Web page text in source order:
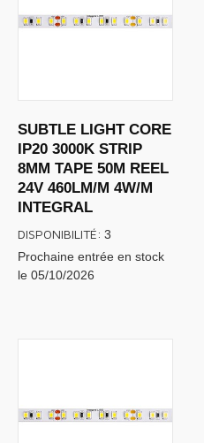
SUBTLE LIGHT CORE
IP20 3000K STRIP
8MM TAPE 50M REEL
24V 460LM/M 4W/M
INTEGRAL
Prochaine entrée en stock
le 05/10/2026
DISPONIBILITÉ: 3